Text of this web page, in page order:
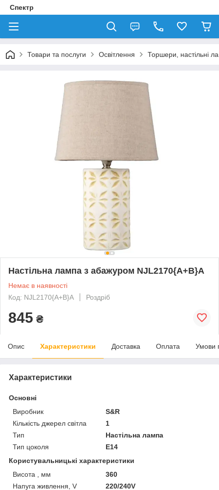
Спектр
Товари та послуги Освітлення Торшери, настільні
Настільна лампа з абажуром NJL2170{A+B}A
Немає в наявності
Код: NJL2170{A+B}A
Роздріб
845 ₴
Опис Характеристики Доставка Оплата Умови
Характеристики
Основні
Виробник
S&R
Кількість джерел світла
1
Тип
Настільна лампа
Тип цоколя
E14
Користувальницькі характеристики
Висота , мм
360
Напуга живлення, V
220/240V